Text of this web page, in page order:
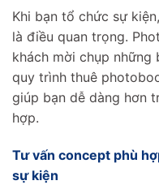
Khi bạn tổ chức sự
là điều quan trọng.
khách mời chụp những
quy trình thuê
giúp bạn dễ dàng hơn
hợp.
Tư vấn concept phù
sự kiện